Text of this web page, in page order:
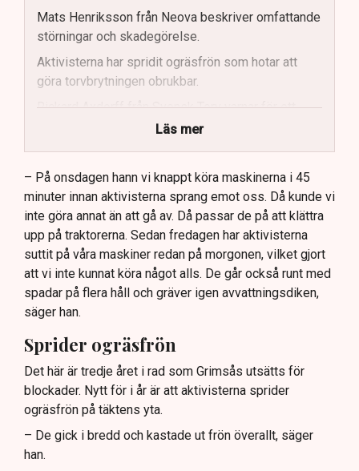
Mats Henriksson från Neova beskriver omfattande
störningar och skadegörelse.
Aktivisterna har spridit ogräsfrön som hotar att
göra torvbrytningen obrukbar.
Rickard Axdorff från Svensk Torv varnar för ett
stort ekonomiskt sabotage.
Dialogpolisen på plats står maktlös inför
aktivisternas handlingar.
Frågor kvarstår om finansiering av illegal aktivism.
Läs mer
– På onsdagen hann vi knappt köra maskinerna i 45
minuter innan aktivisterna sprang emot oss. Då kunde vi
inte göra annat än att gå av. Då passar de på att klättra
upp på traktorerna. Sedan fredagen har aktivisterna
suttit på våra maskiner redan på morgonen, vilket gjort
att vi inte kunnat köra något alls. De går också runt med
spadar på flera håll och gräver igen avvattningsdiken,
säger han.
Sprider ogräsfrön
Det här är tredje året i rad som Grimsås utsätts för
blockader. Nytt för i år är att aktivisterna sprider
ogräsfrön på täktens yta.
– De gick i bredd och kastade ut frön överallt, säger
han.